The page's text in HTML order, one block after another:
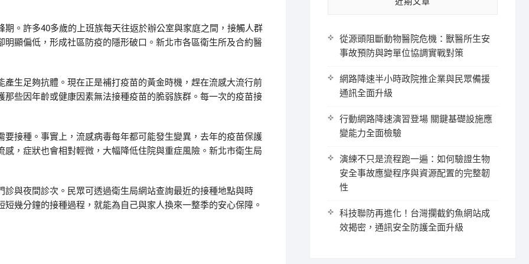
。許多40多歲的上班族每天往返於辦公室與家庭之間，接觸人群
顯偏低，形成社區防疫的隱形破口。新北市各區衛生所及合約醫
生足夠抗體。現在正是補打疫苗的黃金時機，趕在流感大流行前
些因年齡或健康因素無法接種疫苗的脆弱族群。每一次的疫苗接
接種。事實上，流感病毒每年都可能發生變異，去年的疫苗保護
，症狀也會相對輕微，大幅降低住院與重症風險。新北市衛生局
與夜間診次。民眾可透過衛生局網站查詢最近的接種地點與時
幾分鐘的接種過程，就能為自己與家人換來一整季的安心保障。
從源頭阻斷動物醫院危機：獸醫所生安
事故預防與跨單位協調實戰對策
網路降速半小時政院推企業與民眾備援
通訊全面升級
行動網路降速演習登場 關鍵基礎設施應
變能力全面檢驗
演練不只是流程跑一遍：如何驗證生物
安全事故應變程序與資源配置的完整韌
性
科技聯防再進化！台灣攔截釣魚網站成
效揭密，通訊安全防護全面升級